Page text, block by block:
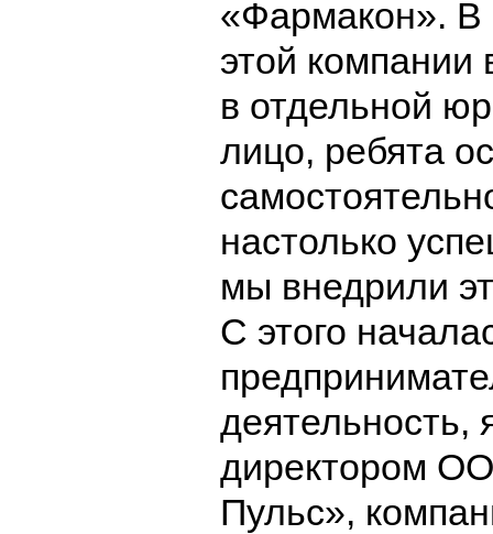
«Фармакон». В
этой компании
в отдельной
лицо, ребята
настолько
мы внедрили
С этого
деятельность,
директором
Пульс»,